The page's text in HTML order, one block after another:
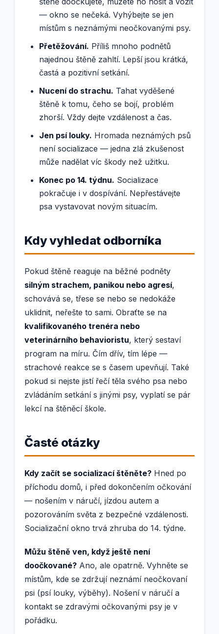
— okno se nečeká. Vyhýbejte se jen
místům s neznámými neočkovanými psy.
Přetěžování. Příliš mnoho podnětů
najednou štěně zahltí. Lepší jsou krátká,
častá a pozitivní setkání.
Nucení do strachu. Tahat vyděšené
štěně k tomu, čeho se bojí, problém
zhorší. Vždy dejte vzdálenost a čas.
Jen psí louky. Hromada neznámých psů
není socializace — jedna zlá zkušenost
může nadělat víc škody než užitku.
Konec po 14. týdnu. Socializace
pokračuje i v dospívání. Nepřestávejte
psa vystavovat novým situacím.
Kdy vyhledat odborníka
Pokud štěně reaguje na běžné podněty
silným strachem, panikou nebo agresí,
schovává se, třese se nebo se nedokáže
uklidnit, neřešte to sami. Obraťte se na
kvalifikovaného trenéra nebo
veterinárního behavioristu, který sestaví
program na míru. Čím dřív, tím lépe —
strachové reakce se s časem upevňují. Také
pokud si nejste jistí řečí těla svého psa nebo
zvládáním setkání s jinými psy, vyplatí se pár
lekcí na štěněcí škole.
Časté otázky
Kdy začít se socializací štěněte? Hned po
příchodu domů, i před dokončením očkování
— nošením v náručí, jízdou autem a
pozorováním světa z bezpečné vzdálenosti.
Socializační okno trvá zhruba do 14. týdne.
Můžu štěně ven, když ještě není
doočkované? Ano, ale opatrně. Vyhněte se
místům, kde se zdržují neznámí neočkovaní
psi (psí louky, výběhy). Nošení v náručí a
kontakt se zdravými očkovanými psy je v
pořádku.